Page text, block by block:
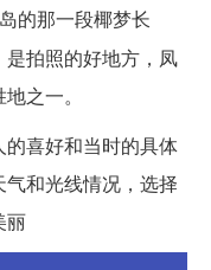
的那一段椰梦长
拍照的好地方，凤
之一。
喜好和当时的具体
和光线情况，选择
丽